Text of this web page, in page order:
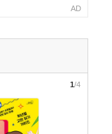
AD
1/4